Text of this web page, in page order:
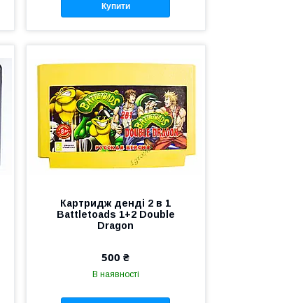
Купити
Картридж денді 2 в 1
Battletoads 1+2 Double
Dragon
500 ₴
В наявності